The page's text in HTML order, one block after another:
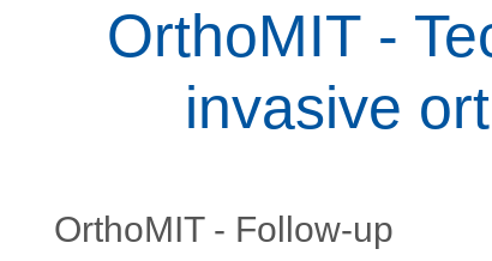
OrthoMIT -
invasive
OrthoMIT - Follow-up